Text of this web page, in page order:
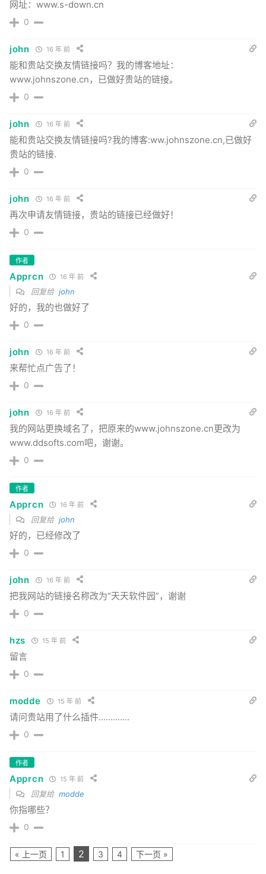
网址：www.s-down.cn
0
john 16 年 前
能和贵站交换友情链接吗？我的博客地址：
www.johnszone.cn，已做好贵站的链接。
0
john 16 年 前
能和贵站交换友情链接吗?我的博客:ww.johnszone.cn,已做好
贵站的链接.
0
john 16 年 前
再次申请友情链接，贵站的链接已经做好！
0
作者
Apprcn 16 年 前
回复给 john
好的，我的也做好了
0
john 16 年 前
来帮忙点广告了！
0
john 16 年 前
我的网站更换域名了，把原来的www.johnszone.cn更改为
www.ddsofts.com吧，谢谢。
0
作者
Apprcn 16 年 前
回复给 john
好的，已经修改了
0
john 16 年 前
把我网站的链接名称改为“天天软件园”，谢谢
0
hzs 15 年 前
留言
0
modde 15 年 前
请问贵站用了什么插件.............
0
作者
Apprcn 15 年 前
回复给 modde
你指哪些？
0
« 上一页 1 2 3 4 下一页 »